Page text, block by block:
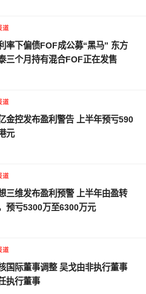
道
率下偏债FOF成公募“黑马” 东方
三个月持有混合FOF正在发售
道
金控发布盈利警告 上半年预亏590
元
道
三维发布盈利预警 上半年由盈转
预亏5300万至6300万元
道
国际董事调整 吴戈由非执行董事
执行董事